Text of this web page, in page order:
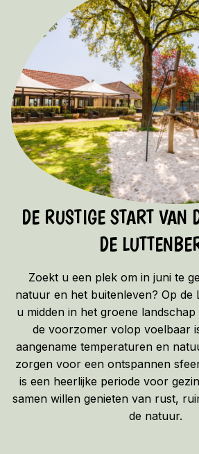
DE RUSTIGE START VAN
DE
Zoekt u een plek om in juni te
natuur en het buitenleven? Op de
u midden in het groene
de voorzomer volop voelbaar
aangename temperaturen en
zorgen voor een ontspannen
is een heerlijke periode voor
samen willen genieten van rust,
de natuur.